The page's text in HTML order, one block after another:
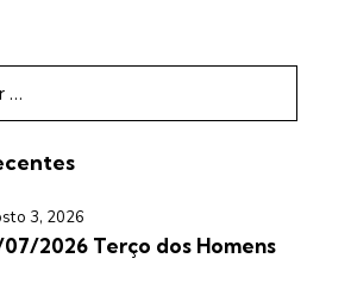
3, 2026
07/2026 Terço dos Homens